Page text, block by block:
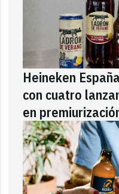
Heineken
con cuatro
en